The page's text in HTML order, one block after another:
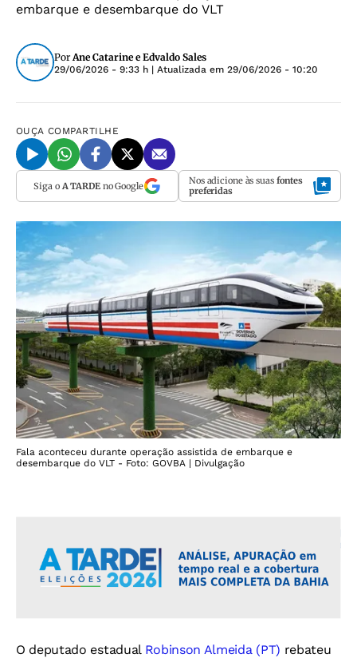
embarque e desembarque do VLT
PorAne Catarine e Edvaldo Sales
29/06/2026 - 9:33 h | Atualizada em 29/06/2026 - 10:20
OUÇA COMPARTILHE
Siga o A TARDEno Google Nos adicione às suas fontes
preferidas
Fala aconteceu durante operação assistida de embarque e
desembarque do VLT - Foto: GOVBA | Divulgação
O deputado estadual Robinson Almeida (PT) rebateu